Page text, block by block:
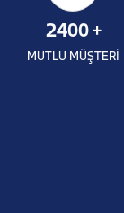
2400+
MUTLU MÜŞTERİ